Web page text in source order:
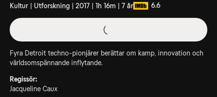
Kultur | Utforskning | 2017 | 1h 16m | 7 år 6.6
Fyra Detroit techno-pionjärer berättar om kamp, innovation och
världsomspännande inflytande.
Regissör:
Jacqueline Caux